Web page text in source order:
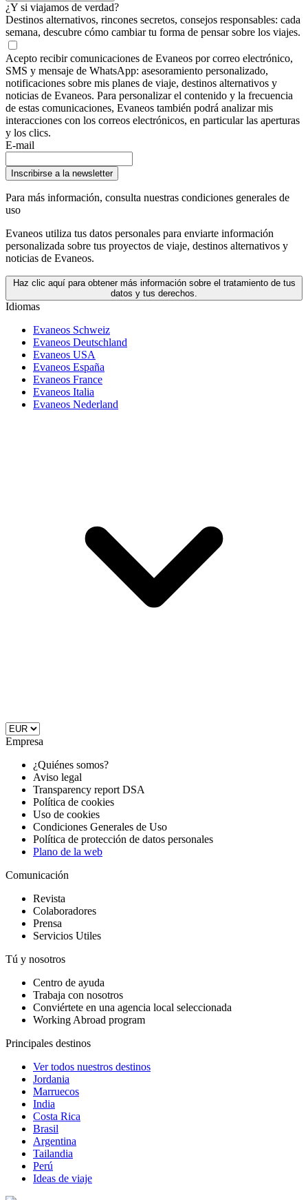
¿Y si viajamos de verdad?
Destinos alternativos, rincones secretos, consejos responsables: cada
semana, descubre cómo cambiar tu forma de pensar sobre los viajes.
Acepto recibir comunicaciones de Evaneos por correo electrónico,
SMS y mensaje de WhatsApp: asesoramiento personalizado,
notificaciones sobre mis planes de viaje, destinos alternativos y
noticias de Evaneos. Para personalizar el contenido y la frecuencia
de estas comunicaciones, Evaneos también podrá analizar mis
interacciones con los correos electrónicos, en particular las aperturas
y los clics.
E-mail
Inscribirse a la newsletter
Para más información, consulta nuestras condiciones generales de
uso
Evaneos utiliza tus datos personales para enviarte información
personalizada sobre tus proyectos de viaje, destinos alternativos y
noticias de Evaneos.
Haz clic aquí para obtener más información sobre el tratamiento de tus
datos y tus derechos.
Idiomas
Evaneos Schweiz
Evaneos Deutschland
Evaneos USA
Evaneos España
Evaneos France
Evaneos Italia
Evaneos Nederland
Empresa
¿Quiénes somos?
Aviso legal
Transparency report DSA
Política de cookies
Uso de cookies
Condiciones Generales de Uso
Política de protección de datos personales
Plano de la web
Comunicación
Revista
Colaboradores
Prensa
Servicios Utiles
Tú y nosotros
Centro de ayuda
Trabaja con nosotros
Conviértete en una agencia local seleccionada
Working Abroad program
Principales destinos
Ver todos nuestros destinos
Jordania
Marruecos
India
Costa Rica
Brasil
Argentina
Tailandia
Perú
Ideas de viaje